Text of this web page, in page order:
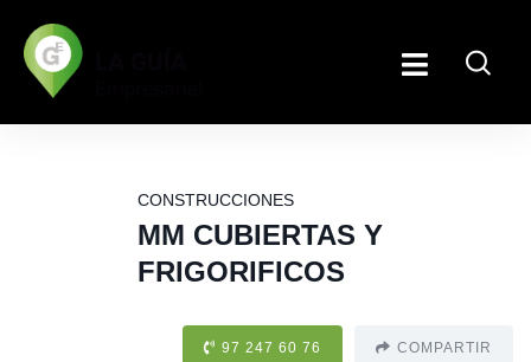
CONSTRUCCIONES
MM CUBIERTAS Y
FRIGORIFICOS
97 247 60 76 COMPARTIR